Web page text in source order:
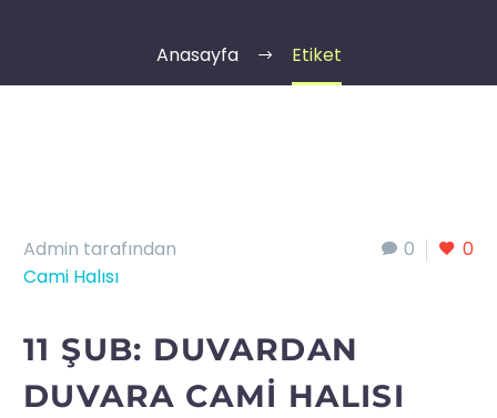
Anasayfa Etiket
0 0
Admin tarafından
Cami Halısı
11 ŞUB: DUVARDAN
DUVARA CAMI HALISI